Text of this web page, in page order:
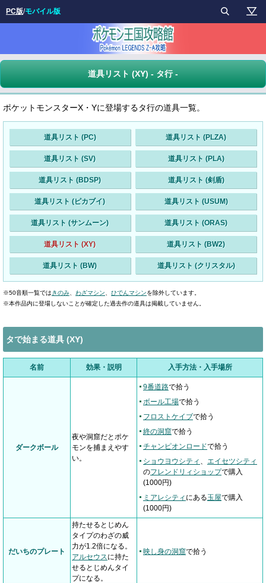
道具リスト (XY) - タ行 -
ポケットモンスターX・Yに登場するタ行の道具一覧。
道具リスト (PC) 道具リスト (PLZA)
道具リスト (SV) 道具リスト (PLA)
道具リスト (BDSP) 道具リスト (剣盾)
道具リスト (ピカブイ) 道具リスト (USUM)
道具リスト (サンムーン) 道具リスト (ORAS)
道具リスト (XY) 道具リスト (BW2)
道具リスト (BW) 道具リスト (クリスタル)
※50音順一覧では きのみ わざマシン ひでんマシンを除外しています。
※本作品内に登場しないことが確定した過去作の道具は掲載していません。
タで始まる道具 (XY)
名前 効果・説明 入手方法・入手場所
ダークボール
夜や洞窟だとポケ
モンを捕まえやす
い。
9番道路で拾う
ボール工場で拾う
フロストケイブで拾う
終の洞窟で拾う
チャンピオンロードで拾う
ショウヨウシティ 、 エイセツシティ
のフレンドリィショップで購入
(1000円)
ミアレシティ にある玉屋で購入
(1000円)
だいちのプレート
持たせるとじめん
タイプのわざの威
力が1.2倍になる。
アルセウスに持た
せるとじめんタイ
プになる。
映し身の洞窟で拾う
PC版/モバイル版